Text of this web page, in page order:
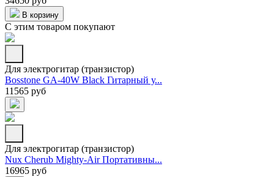
В корзину
С этим товаром покупают
Для электрогитар (транзистор)
Bosstone GA-40W Black Гитарный у...
11565 руб
Для электрогитар (транзистор)
Nux Cherub Mighty-Air Портативны...
16965 руб